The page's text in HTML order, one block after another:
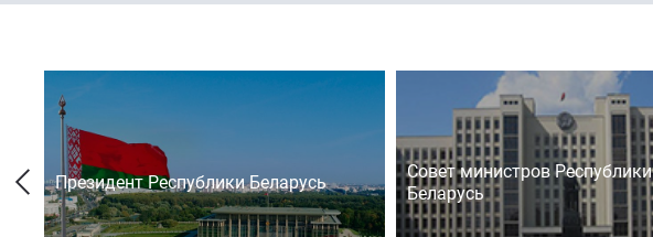
Президент Республики Беларусь
Совет министров Республики
Беларусь